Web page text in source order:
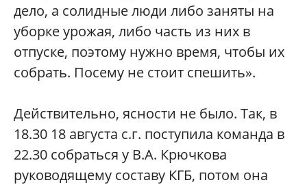
дело, а солидные люди либо заняты на
уборке урожая, либо часть из них в
отпуске, поэтому нужно время, чтобы их
собрать. Посему не стоит спешить».
Действительно, ясности не было. Так, в
18.30 18 августа с.г. поступила команда в
22.30 собраться у В.А. Крючкова
руководящему составу КГБ, потом она